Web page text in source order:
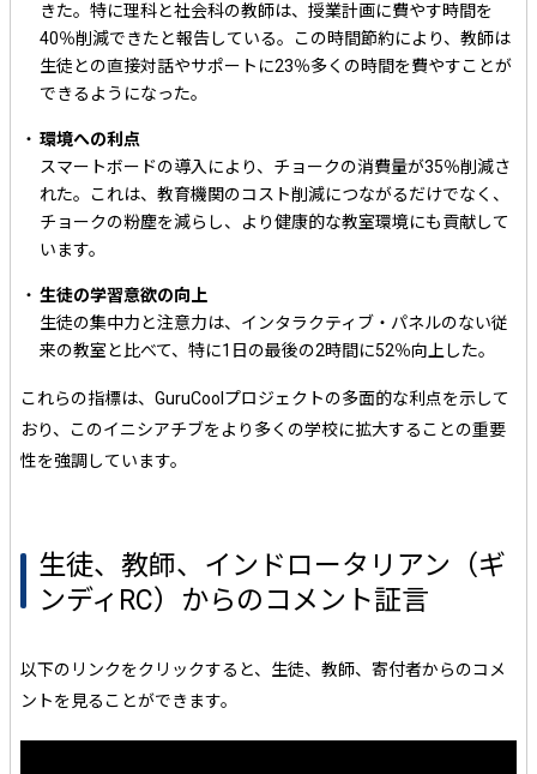
きた。特に理科と社会科の教師は、授業計画に費やす時間を
40％削減できたと報告している。この時間節約により、教師は
生徒との直接対話やサポートに23％多くの時間を費やすことが
できるようになった。
環境への利点
スマートボードの導入により、チョークの消費量が35％削減さ
れた。これは、教育機関のコスト削減につながるだけでなく、
チョークの粉塵を減らし、より健康的な教室環境にも貢献して
います。
生徒の学習意欲の向上
生徒の集中力と注意力は、インタラクティブ・パネルのない従
来の教室と比べて、特に1日の最後の2時間に52％向上した。
これらの指標は、GuruCoolプロジェクトの多面的な利点を示して
おり、このイニシアチブをより多くの学校に拡大することの重要
性を強調しています。
生徒、教師、インドロータリアン（ギ
ンディRC）からのコメント証言
以下のリンクをクリックすると、生徒、教師、寄付者からのコメ
ントを見ることができます。